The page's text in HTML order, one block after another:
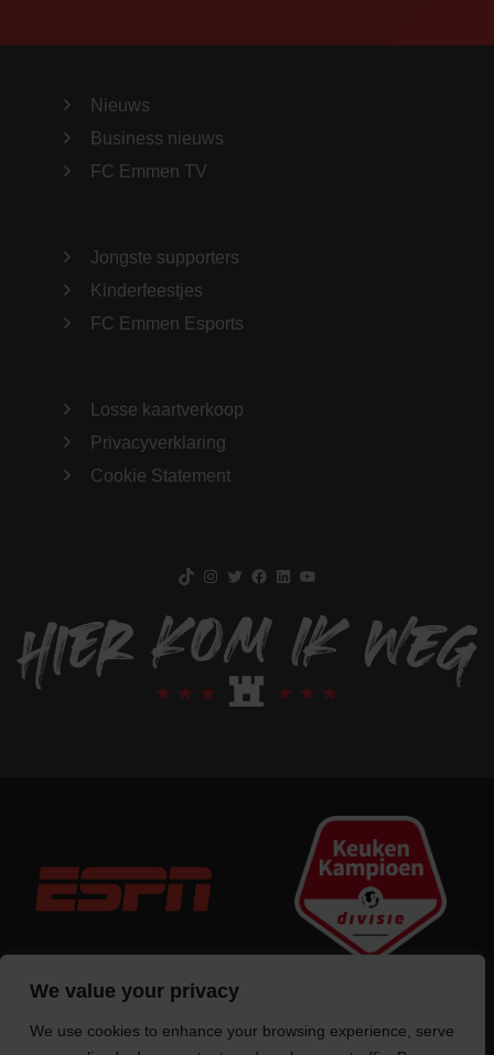
We value your privacy
We use cookies to enhance your browsing experience, serve
Nieuws
Business nieuws
FC Emmen TV
Jongste supporters
Kinderfeestjes
FC Emmen Esports
Losse kaartverkoop
Privacyverklaring
Cookie Statement